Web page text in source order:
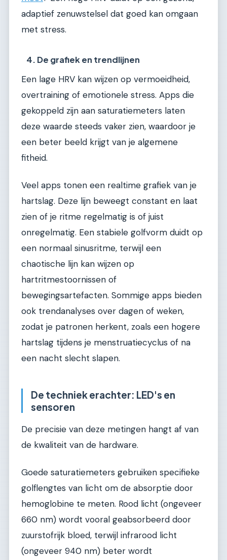
adaptief zenuwstelsel dat goed kan omgaan
met stress.
4. De grafiek en trendlijnen
Een lage HRV kan wijzen op vermoeidheid,
overtraining of emotionele stress. Apps die
gekoppeld zijn aan saturatiemeters laten
deze waarde steeds vaker zien, waardoor je
een beter beeld krijgt van je algemene
fitheid.
Veel apps tonen een realtime grafiek van je
hartslag. Deze lijn beweegt constant en laat
zien of je ritme regelmatig is of juist
onregelmatig. Een stabiele golfvorm duidt op
een normaal sinusritme, terwijl een
chaotische lijn kan wijzen op
hartritmestoornissen of
bewegingsartefacten. Sommige apps bieden
ook trendanalyses over dagen of weken,
zodat je patronen herkent, zoals een hogere
hartslag tijdens je menstruatiecyclus of na
een nacht slecht slapen.
De techniek erachter: LED's en
sensoren
De precisie van deze metingen hangt af van
de kwaliteit van de hardware.
Goede saturatiemeters gebruiken specifieke
golflengtes van licht om de absorptie door
hemoglobine te meten. Rood licht (ongeveer
660 nm) wordt vooral geabsorbeerd door
zuurstofrijk bloed, terwijl infrarood licht
(ongeveer 940 nm) beter wordt